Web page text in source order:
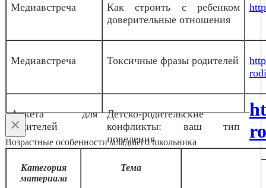
Медиавстреча
Как строить с ребенком
доверительные отношения
Медиавстреча Токсичные фразы родителей
Анкета для
родителей
Детско-родительские
конфликты: ваш тип
поведения
×
Возрастные особенности младшего школьника
Категория
материала
Тема